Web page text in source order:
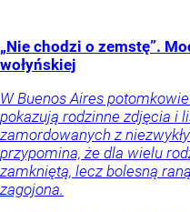
„Nie chodzi o zemstę”.
wołyńskiej
W Buenos Aires
pokazują rodzinne zdjęcia i
zamordowanych z
przypomina, że dla wielu
zamkniętą, lecz bolesną
zagojona.